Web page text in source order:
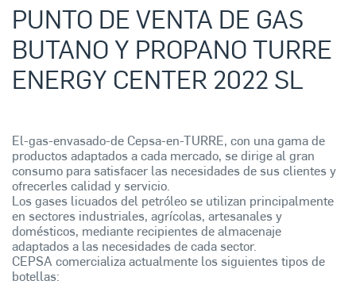
PUNTO DE VENTA DE GAS
BUTANO Y PROPANO TURRE
ENERGY CENTER 2022 SL
El-gas-envasado-de Cepsa-en-TURRE, con una gama de
productos adaptados a cada mercado, se dirige al gran
consumo para satisfacer las necesidades de sus clientes y
ofrecerles calidad y servicio.
Los gases licuados del petróleo se utilizan principalmente
en sectores industriales, agrícolas, artesanales y
domésticos, mediante recipientes de almacenaje
adaptados a las necesidades de cada sector.
CEPSA comercializa actualmente los siguientes tipos de
botellas: